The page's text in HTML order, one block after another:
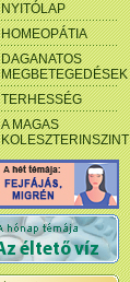
NYITÓLAP
HOMEOPÁTIA
DAGANATOS
MEGBETEGEDÉSEK
TERHESSÉG
A MAGAS
KOLESZTERINSZINT